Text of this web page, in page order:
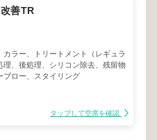
善TR
カラー、トリートメント（レギュラ
理、後処理、シリコン除去、残留物
ブロー、スタイリング
タップして空席を確認